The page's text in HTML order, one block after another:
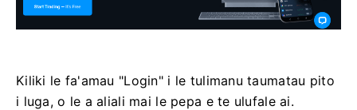
Kiliki le fa'amau "Login" i le tulimanu taumatau pito
i luga, o le a aliali mai le pepa e te ulufale ai.